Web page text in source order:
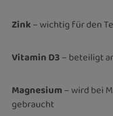
Zink– wichtig für den
Vitamin D3– beteiligt
Magnesium– wird bei
gebraucht